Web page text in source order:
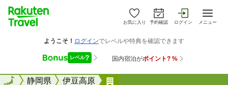
お気に入り 予約確認 ログイン メニュー
全国静岡県 伊豆高原
全国